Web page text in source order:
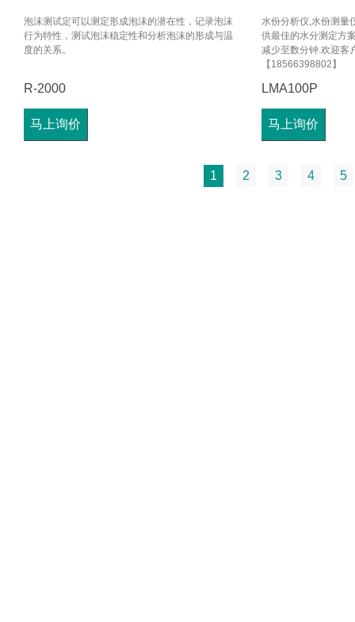
泡沫测试定可以测定形成泡沫的潜在性，记录泡沫
行为特性，测试泡沫稳定性和分析泡沫的形成与温
度的关系。
R-2000
马上询价
水份分析仪,水份测量
供最佳的水分测定方
减少至数分钟.欢迎客
【18566398802】
LMA100P
马上询价
1 2 3 4 5